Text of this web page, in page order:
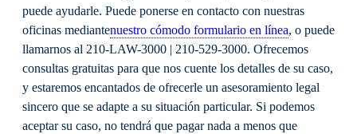
puede ayudarle. Puede ponerse en contacto con nuestras
oficinas mediantenuestro cómodo formulario en línea, o puede
llamarnos al 210-LAW-3000 | 210-529-3000. Ofrecemos
consultas gratuitas para que nos cuente los detalles de su caso,
y estaremos encantados de ofrecerle un asesoramiento legal
sincero que se adapte a su situación particular. Si podemos
aceptar su caso, no tendrá que pagar nada a menos que